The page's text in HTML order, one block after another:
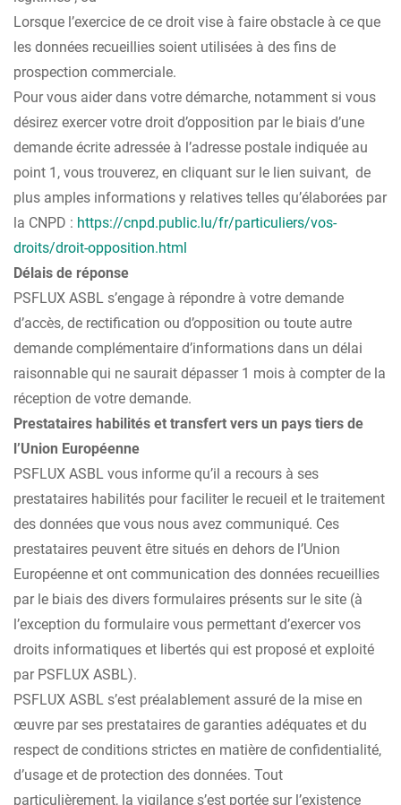
Lorsque l’exercice de ce droit vise à faire obstacle à ce que
les données recueillies soient utilisées à des fins de
prospection commerciale.
Pour vous aider dans votre démarche, notamment si vous
désirez exercer votre droit d’opposition par le biais d’une
demande écrite adressée à l’adresse postale indiquée au
point 1, vous trouverez, en cliquant sur le lien suivant, de
plus amples informations y relatives telles qu’élaborées par
la CNPD : https://cnpd.public.lu/fr/particuliers/vos-
droits/droit-opposition.html
Délais de réponse
PSFLUX ASBL s’engage à répondre à votre demande
d’accès, de rectification ou d’opposition ou toute autre
demande complémentaire d’informations dans un délai
raisonnable qui ne saurait dépasser 1 mois à compter de la
réception de votre demande.
Prestataires habilités et transfert vers un pays tiers de
l’Union Européenne
PSFLUX ASBL vous informe qu’il a recours à ses
prestataires habilités pour faciliter le recueil et le traitement
des données que vous nous avez communiqué. Ces
prestataires peuvent être situés en dehors de l’Union
Européenne et ont communication des données recueillies
par le biais des divers formulaires présents sur le site (à
l’exception du formulaire vous permettant d’exercer vos
droits informatiques et libertés qui est proposé et exploité
par PSFLUX ASBL).
PSFLUX ASBL s’est préalablement assuré de la mise en
œuvre par ses prestataires de garanties adéquates et du
respect de conditions strictes en matière de confidentialité,
d’usage et de protection des données. Tout
particulièrement, la vigilance s’est portée sur l’existence